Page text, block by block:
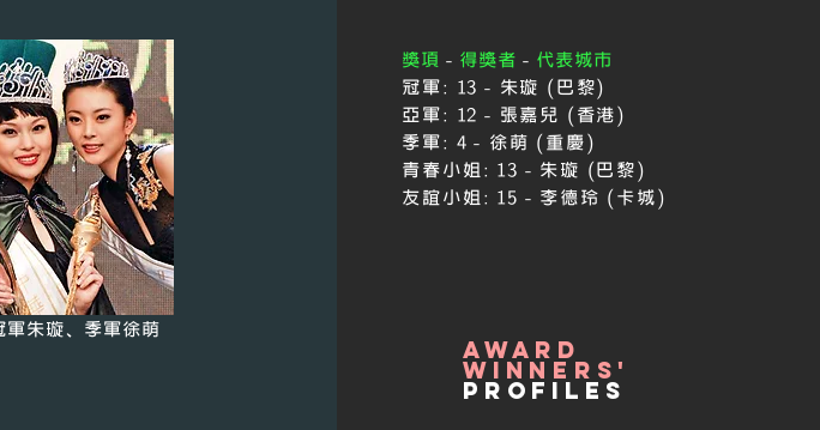
軍朱璇、季軍徐萌
獎項 - 得獎者- 代表城市
冠軍: 13 - 朱璇 (巴黎)
亞軍: 12 - 張嘉兒 (香港)
季軍: 4 - 徐萌 (重慶)
青春小姐: 13 - 朱璇 (巴黎)
友誼小姐: 15 - 李德玲 (卡城)
award
winners'
profiles